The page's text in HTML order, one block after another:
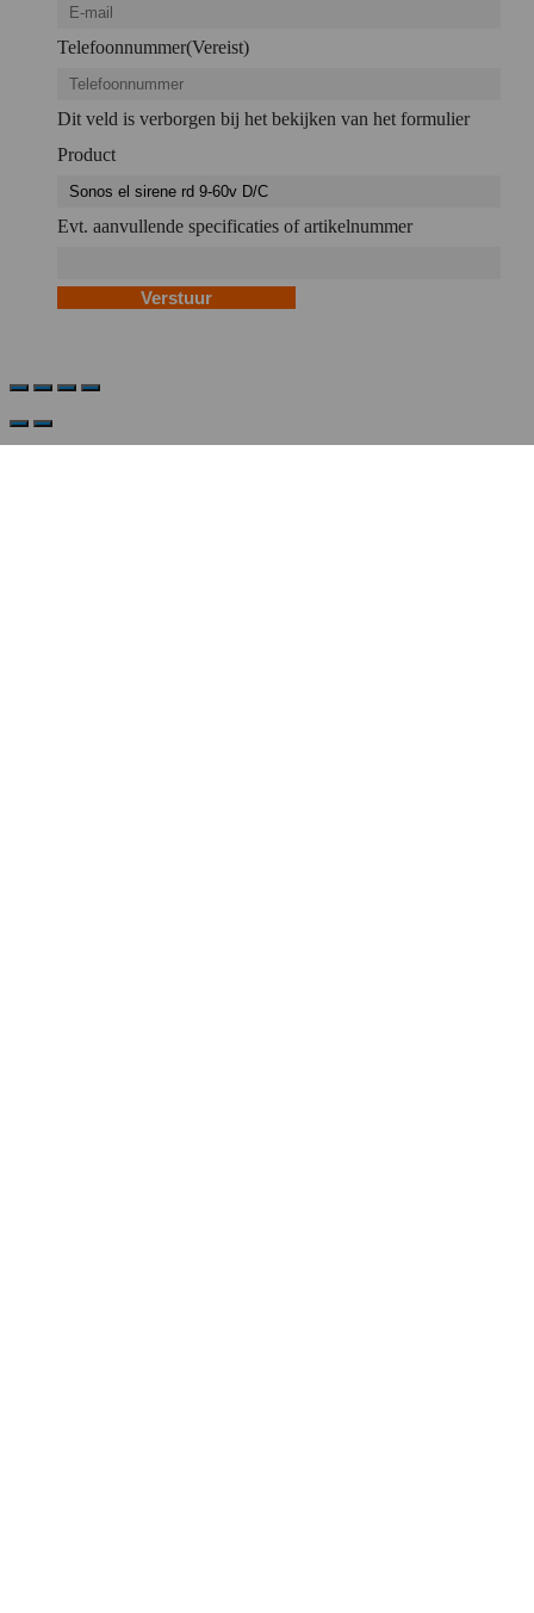
Telefoonnummer(Vereist)
Dit veld is verborgen bij het bekijken van het formulier
Product
Evt. aanvullende specificaties of artikelnummer